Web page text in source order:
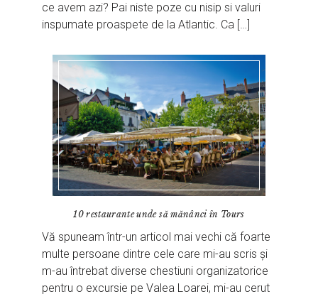
ce avem azi? Pai niste poze cu nisip si valuri
inspumate proaspete de la Atlantic. Ca […]
10 restaurante unde să mănânci în Tours
Vă spuneam într-un articol mai vechi că foarte
multe persoane dintre cele care mi-au scris și
m-au întrebat diverse chestiuni organizatorice
pentru o excursie pe Valea Loarei, mi-au cerut